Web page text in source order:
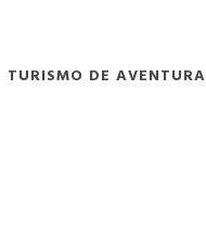
TURISMO DE AVENTURA